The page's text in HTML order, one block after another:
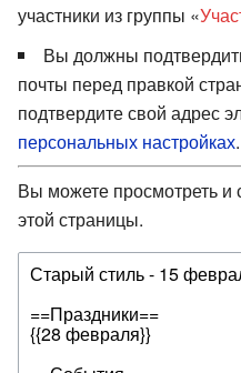
участники из группы «
Вы должны
почты перед правкой
подтвердите свой адрес
персональных настройках.
Вы можете просмотреть и
этой страницы.